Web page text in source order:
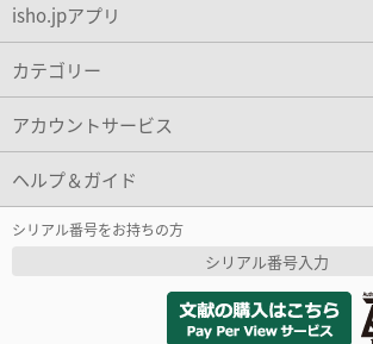
isho.jpアプリ
カテゴリー
アカウントサービス
ヘルプ＆ガイド
シリアル番号をお持ちの方
シリアル番号入力